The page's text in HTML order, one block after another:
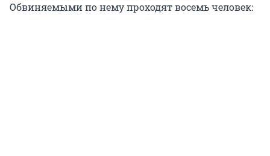
Обвиняемыми по нему проходят восемь человек: